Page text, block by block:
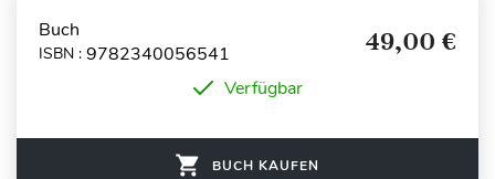
Buch
ISBN : 9782340056541 49,00 €
Verfügbar
BUCH KAUFEN